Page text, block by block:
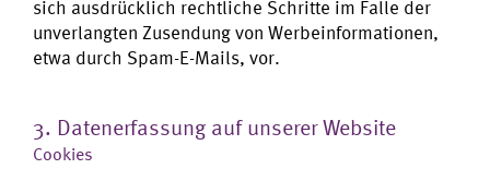
sich ausdrücklich rechtliche Schritte im Falle der
unverlangten Zusendung von Werbeinformationen,
etwa durch Spam-E-Mails, vor.
3. Datenerfassung auf unserer Website
Cookies